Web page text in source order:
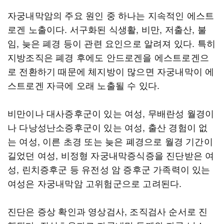
자궁내막암의 주요 원인 중 하나는 지속적인 에스트
로겐 노출이다. 서구화된 식생활, 비만, 저출산, 불
임, 늦은 폐경 등이 관련 요인으로 알려져 있다. 특히
지방조직은 폐경 후에도 안드로겐을 에스트로겐으
로 전환하기 때문에 체지방이 많으면 자궁내막이 에
스트로겐 자극에 오래 노출될 수 있다.
비만이나 대사증후군이 있는 여성, 무배란성 월경이
나 다낭성난소증후군이 있는 여성, 출산 경험이 없
는 여성, 이른 초경 또는 늦은 폐경으로 월경 기간이
길었던 여성, 비정형 자궁내막증식증을 진단받은 여
성, 린치증후군 등 유전성 암 증후군 가족력이 있는
여성은 자궁내막암 고위험군으로 고려된다.
진단은 증상 확인과 영상검사, 조직검사 순서로 진